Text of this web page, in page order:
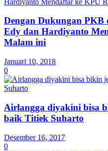
Dengan Dukungan
Edy dan Hardiyanto
Malam ini
Januari 10, 2018
0
Airlangga diyakini bisa
baik Titiek Suharto
Desember 16, 2017
0